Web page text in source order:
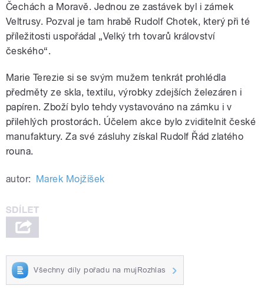
Čechách a Moravě. Jednou ze zastávek byl i zámek
Veltrusy. Pozval je tam hrabě Rudolf Chotek, který při té
příležitosti uspořádal „Velký trh tovarů království
českého“.
Marie Terezie si se svým mužem tenkrát prohlédla
předměty ze skla, textilu, výrobky zdejších železáren i
papíren. Zboží bylo tehdy vystavováno na zámku i v
přilehlých prostorách. Účelem akce bylo zviditelnit české
manufaktury. Za své zásluhy získal Rudolf Řád zlatého
rouna.
autor: Marek Mojžíšek
Všechny díly pořadu na mujRozhlas